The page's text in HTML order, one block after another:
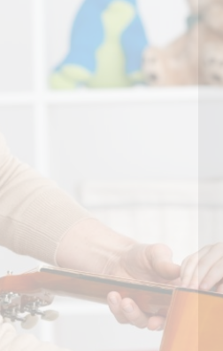
Sommer-
Sonntag, 5.
Binz – Wohnanlage in